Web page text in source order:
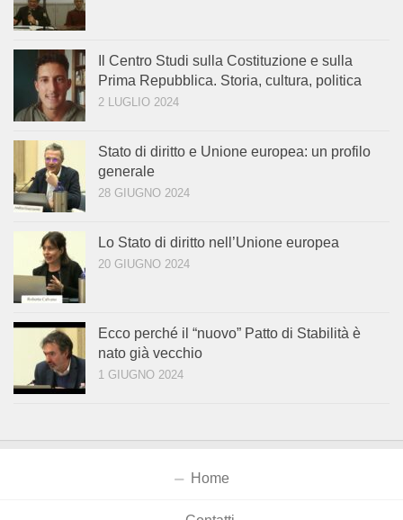
Il Centro Studi sulla Costituzione e sulla
Prima Repubblica. Storia, cultura, politica
2 LUGLIO 2024
Stato di diritto e Unione europea: un profilo
generale
28 GIUGNO 2024
Lo Stato di diritto nell’Unione europea
20 GIUGNO 2024
Ecco perché il “nuovo” Patto di Stabilità è
nato già vecchio
1 GIUGNO 2024
Home